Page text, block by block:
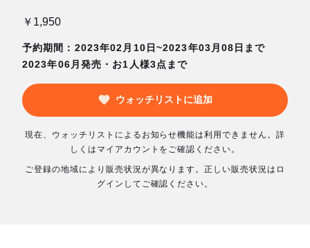
￥1,950
予約期間：2023年02月10日~2023年03月08日まで
2023年06月発売・お1人様3点まで
ウォッチリストに追加
現在、ウォッチリストによるお知らせ機能は利用できません。詳
しくはマイアカウントをご確認ください。
ご登録の地域により販売状況が異なります。正しい販売状況はロ
グインしてご確認ください。